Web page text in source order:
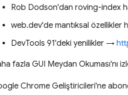
Rob Dodson'dan roving-index
web.dev'de mantıksal özellikler
DevTools 91'deki yenilikler →
fazla GUI Meydan Okuması'nı
Chrome Geliştiricileri'ne